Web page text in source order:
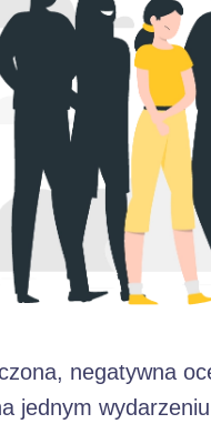
negatywna
jednym